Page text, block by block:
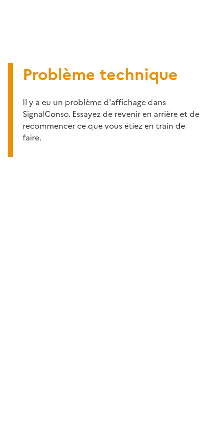
Problème technique
Il y a eu un problème d'affichage dans
SignalConso. Essayez de revenir en arrière et de
recommencer ce que vous étiez en train de
faire.